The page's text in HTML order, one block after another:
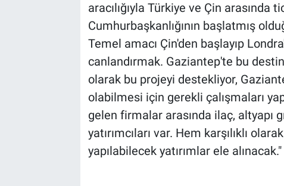
aracılığıyla Türkiye ve Çin
Cumhurbaşkanlığının başlatmış
Temel amacı Çin'den başlayıp
canlandırmak. Gaziantep'te bu
olarak bu projeyi destekliyor,
olabilmesi için gerekli çalışmaları
gelen firmalar arasında ilaç, altyapı
yatırımcıları var. Hem karşılıklı
yapılabilecek yatırımlar ele